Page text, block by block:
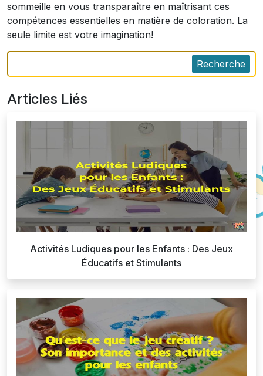
sommeille en vous transparaître en maîtrisant ces
compétences essentielles en matière de coloration. La
seule limite est votre imagination!
Recherche
Articles Liés
Activités Ludiques pour les Enfants : Des Jeux
Éducatifs et Stimulants